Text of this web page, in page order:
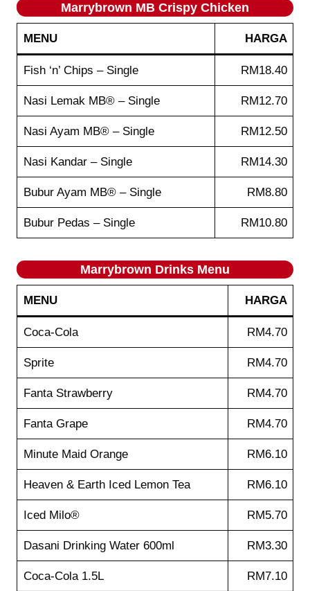
Marrybrown MB Crispy Chicken
MENU HARGA
Fish ‘n’ Chips – Single RM18.40
Nasi Lemak MB® – Single RM12.70
Nasi Ayam MB® – Single RM12.50
Nasi Kandar – Single RM14.30
Bubur Ayam MB® – Single RM8.80
Bubur Pedas – Single RM10.80
Marrybrown Drinks Menu
MENU HARGA
Coca-Cola RM4.70
Sprite RM4.70
Fanta Strawberry RM4.70
Fanta Grape RM4.70
Minute Maid Orange RM6.10
Heaven & Earth Iced Lemon Tea RM6.10
Iced Milo® RM5.70
Dasani Drinking Water 600ml RM3.30
Coca-Cola 1.5L RM7.10